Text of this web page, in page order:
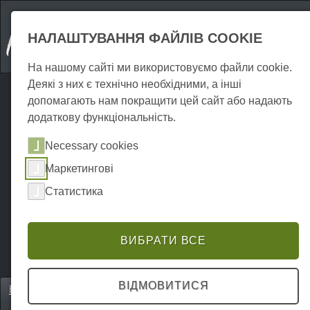
Home
Квартири для відпочинку
P0007UW00009
НАЛАШТУВАННЯ ФАЙЛІВ COOKIE
На нашому сайті ми використовуємо файли cookie.
Деякі з них є технічно необхідними, а інші
допомагають нам покращити цей сайт або надають
додаткову функціональність.
Necessary cookies
Маркетингові
Статистика
ВИБРАТИ ВСЕ
ВІДМОВИТИСЯ